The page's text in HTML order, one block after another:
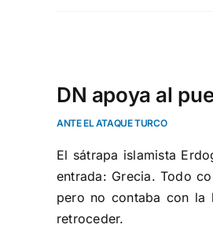
imagen
DN apoya al
ANTE EL ATAQUE TURCO
El sátrapa islamista
entrada: Grecia. Todo
pero no contaba con la
retroceder.